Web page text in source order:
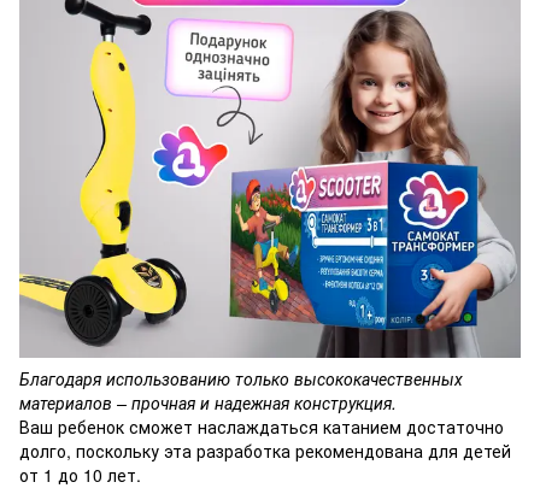
Благодаря использованию только высококачественных
материалов – прочная и надежная конструкция.
Ваш ребенок сможет наслаждаться катанием достаточно
долго, поскольку эта разработка рекомендована для детей
от 1 до 10 лет.